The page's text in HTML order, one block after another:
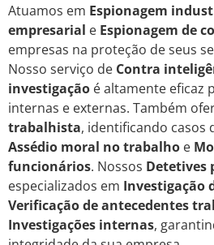
Atuamos em Espionagem
empresarial e Espionagem de
empresas na proteção de seus
Nosso serviço de Contra
investigação é altamente eficaz
internas e externas. Também
trabalhista, identificando casos
Assédio moral no trabalho e
funcionários. Nossos Detetives
especializados em Investigação
Verificação de antecedentes
Investigações internas,